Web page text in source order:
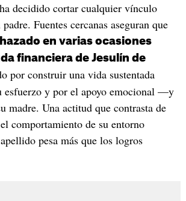
decidido cortar cualquier vínculo
Fuentes cercanas aseguran que
en varias ocasiones
financiera de Jesulín de
por construir una vida sustentada
esfuerzo y por el apoyo emocional —y
madre. Una actitud que contrasta de
comportamiento de su entorno
pesa más que los logros